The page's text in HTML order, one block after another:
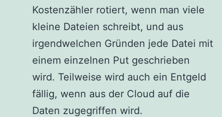
Kostenzähler rotiert, wenn man viele
kleine Dateien schreibt, und aus
irgendwelchen Gründen jede Datei mit
einem einzelnen Put geschrieben
wird. Teilweise wird auch ein Entgeld
fällig, wenn aus der Cloud auf die
Daten zugegriffen wird.